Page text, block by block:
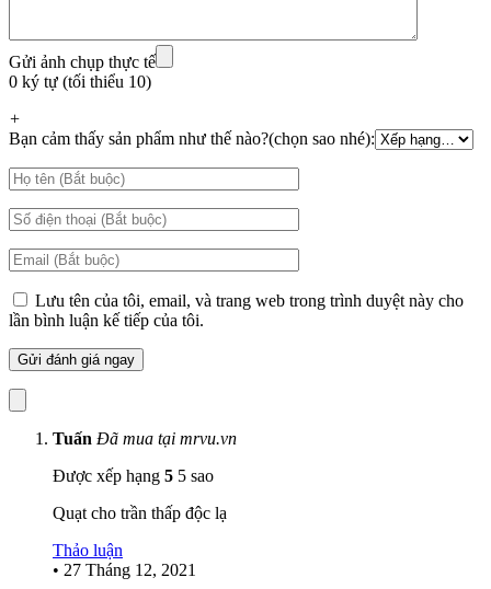
Gửi ảnh chụp thực tế
0 ký tự (tối thiểu 10)
+
Bạn cảm thấy sản phẩm như thế nào?(chọn sao nhé):
Lưu tên của tôi, email, và trang web trong trình duyệt này cho
lần bình luận kế tiếp của tôi.
Tuấn Đã mua tại mrvu.vn
Được xếp hạng 5 5 sao
Quạt cho trần thấp độc lạ
Thảo luận
• 27 Tháng 12, 2021